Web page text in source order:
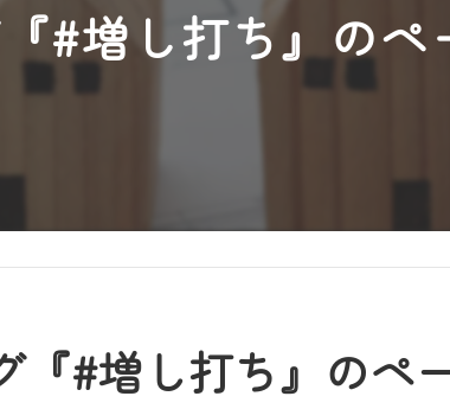
#増し打ち』のペ
『#増し打ち』のペ